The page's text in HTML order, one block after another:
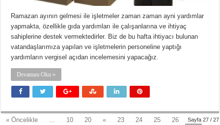
Ramazan ayının gelmesi ile işletmeler zaman zaman ayni yardımlar
yapmakta, özellikle gıda yardımları ile çalışanlarına ve ihtiyaç
sahiplerine destek vermektedirler. Biz de bu hafta ihtiyacı bulunan
vatandaşlarımıza yapılan ve işletmelerin personeline yaptığı
yardımların vergisel açıdan incelemesini yapacağız.
Devamını Oku »
Sayfa 27 / 27
« Öncelikle ... 10 20 « 23 24 25
26